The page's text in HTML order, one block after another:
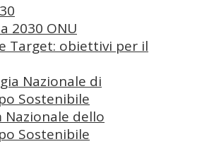
2030 ONU
Target: obiettivi per il
Nazionale di
Sostenibile
Nazionale dello
Sostenibile